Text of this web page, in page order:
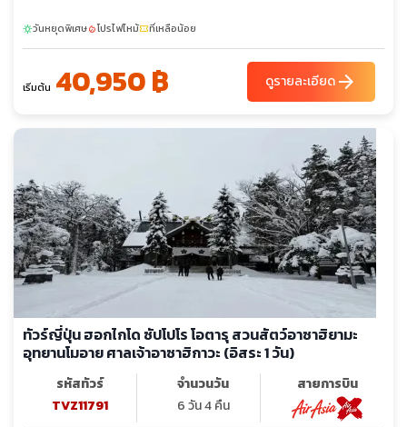
sunnyวันหยุดพิเศษlocal_fire_departmentโปรไฟไหม้confirmation_numberที่เหลือน้อย
เริ่มต้น 40,950 ฿ ดูรายละเอียดarrow_forward
ทัวร์ญี่ปุ่น ฮอกไกโด ซัปโปโร โอตารุ สวนสัตว์อาซาฮิยามะ
อุทยานโมอาย ศาลเจ้าอาซาฮิกาวะ (อิสระ 1 วัน)
รหัสทัวร์
TVZ11791
จำนวนวัน
6 วัน 4 คืน
สายการบิน